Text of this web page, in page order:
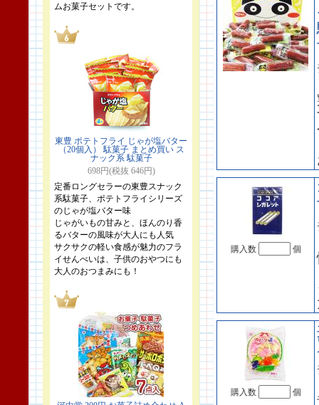
ムお菓子セットです。
東豊 ポテトフライ じゃが塩バター
（20個入） 駄菓子 まとめ買い ス
ナック系 駄菓子
698円(税抜 646円)
定番ロングセラーの東豊スナック
系駄菓子、ポテトフライシリーズ
のじゃが塩バター味
じゃがいもの甘みと、ほんのり香
るバターの風味が大人にも人気
サクサクの軽い食感が魅力のフラ
イせんべいは、子供のおやつにも
大人のおつまみにも！
購入数 個
購入数 個